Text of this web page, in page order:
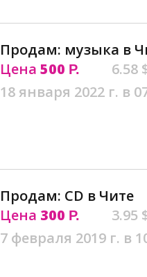
Продам: музыка в
Цена 500 Р.
6.58
18 января 2022 г. в
Продам: CD в Чите
Цена 300 Р.
3.95
7 февраля 2019 г. в